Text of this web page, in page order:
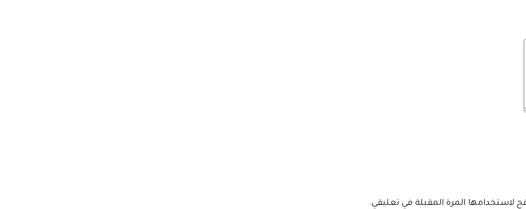
لاستخدامها المرة المقبلة في تعليقي.